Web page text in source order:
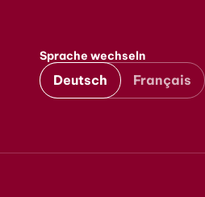
Sprache wechseln
Deutsch Français